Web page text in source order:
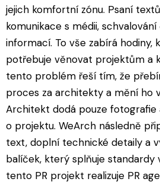
jejich komfortní zónu. Psaní
komunikace s médii,
informací. To vše zabírá hodiny,
potřebuje věnovat projektům a
tento problém řeší tím, že
proces za architekty a mění ho
Architekt dodá pouze fotografie
o projektu. WeArch následně
text, doplní technické detaily a
balíček, který splňuje standardy
tento PR projekt realizuje PR